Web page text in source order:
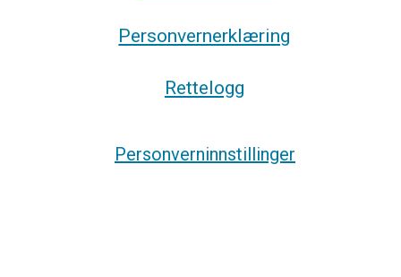
Personvernerklæring
Rettelogg
Personverninnstillinger